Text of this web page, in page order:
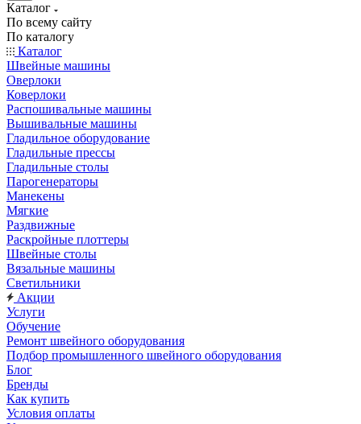
Каталог
По всему сайту
По каталогу
Каталог
Швейные машины
Оверлоки
Коверлоки
Распошивальные машины
Вышивальные машины
Гладильное оборудование
Гладильные прессы
Гладильные столы
Парогенераторы
Манекены
Мягкие
Раздвижные
Раскройные плоттеры
Швейные столы
Вязальные машины
Светильники
Акции
Услуги
Обучение
Ремонт швейного оборудования
Подбор промышленного швейного оборудования
Блог
Бренды
Как купить
Условия оплаты